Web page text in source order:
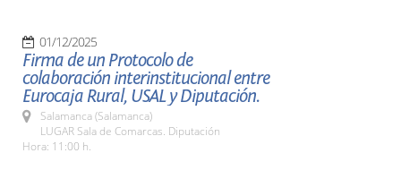
01/12/2025
Firma de un Protocolo de
colaboración interinstitucional entre
Eurocaja Rural, USAL y Diputación.
Salamanca (Salamanca)
LUGAR Sala de Comarcas. Diputación
Hora: 11:00 h.